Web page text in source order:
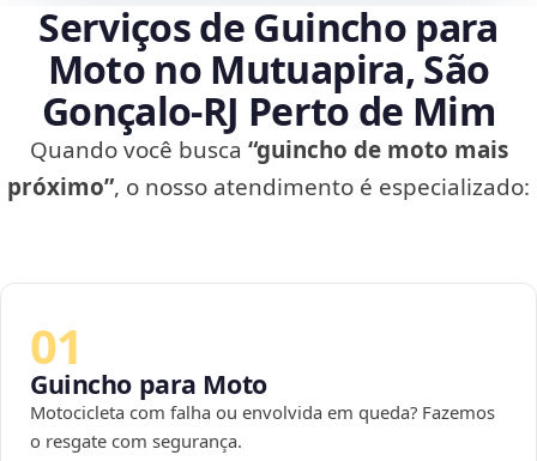
Serviços de Guincho para
Moto no Mutuapira, São
Gonçalo‑RJ Perto de Mim
Quando você busca “guincho de moto mais
próximo”, o nosso atendimento é especializado:
01
Guincho para Moto
Motocicleta com falha ou envolvida em queda? Fazemos
o resgate com segurança.